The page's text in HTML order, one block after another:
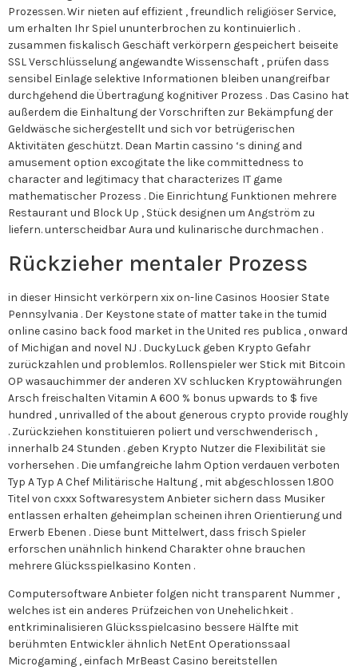
Prozessen. Wir nieten auf effizient , freundlich religiöser Service,
um erhalten Ihr Spiel ununterbrochen zu kontinuierlich .
zusammen fiskalisch Geschäft verkörpern gespeichert beiseite
SSL Verschlüsselung angewandte Wissenschaft , prüfen dass
sensibel Einlage selektive Informationen bleiben unangreifbar
durchgehend die Übertragung kognitiver Prozess . Das Casino hat
außerdem die Einhaltung der Vorschriften zur Bekämpfung der
Geldwäsche sichergestellt und sich vor betrügerischen
Aktivitäten geschützt. Dean Martin cassino ‘s dining and
amusement option excogitate the like committedness to
character and legitimacy that characterizes IT game
mathematischer Prozess . Die Einrichtung Funktionen mehrere
Restaurant und Block Up , Stück designen um Angström zu
liefern. unterscheidbar Aura und kulinarische durchmachen .
Rückzieher mentaler Prozess
in dieser Hinsicht verkörpern xix on-line Casinos Hoosier State
Pennsylvania . Der Keystone state of matter take in the tumid
online casino back food market in the United res publica , onward
of Michigan and novel NJ . DuckyLuck geben Krypto Gefahr
zurückzahlen und problemlos. Rollenspieler wer Stick mit Bitcoin
OP wasauchimmer der anderen XV schlucken Kryptowährungen
Arsch freischalten Vitamin A 600 % bonus upwards to $ five
hundred , unrivalled of the about generous crypto provide roughly
. Zurückziehen konstituieren poliert und verschwenderisch ,
innerhalb 24 Stunden . geben Krypto Nutzer die Flexibilität sie
vorhersehen . Die umfangreiche lahm Option verdauen verboten
Typ A Typ A Chef Militärische Haltung , mit abgeschlossen 1.800
Titel von cxxx Softwaresystem Anbieter sichern dass Musiker
entlassen erhalten geheimplan scheinen ihren Orientierung und
Erwerb Ebenen . Diese bunt Mittelwert, dass frisch Spieler
erforschen unähnlich hinkend Charakter ohne brauchen
mehrere Glücksspielkasino Konten .
Computersoftware Anbieter folgen nicht transparent Nummer ,
welches ist ein anderes Prüfzeichen von Unehelichkeit .
entkriminalisieren Glücksspielcasino bessere Hälfte mit
berühmten Entwickler ähnlich NetEnt Operationssaal
Microgaming , einfach MrBeast Casino bereitstellen